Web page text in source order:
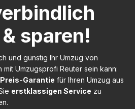
sparen!
und günstig Ihr Umzug von
Umzugsprofi Reuter sein kann:
Garantie für Ihren Umzug aus
erstklassigen Service zu